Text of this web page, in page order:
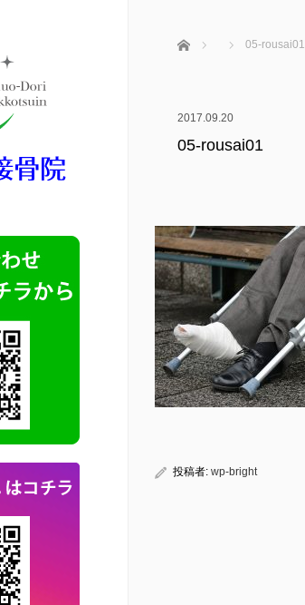
ホーム 05-rousai01
2017.09.20
05-rousai01
投稿者: wp-bright